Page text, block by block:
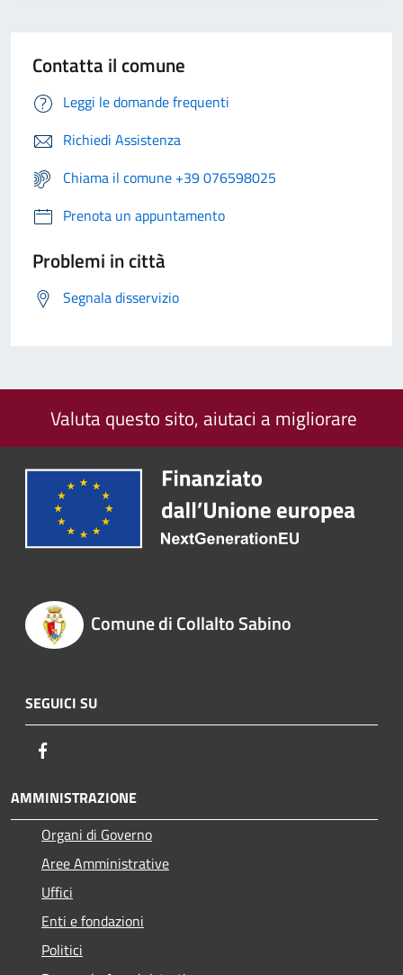
Contatta il comune
Leggi le domande frequenti
Richiedi Assistenza
Chiama il comune +39 076598025
Prenota un appuntamento
Problemi in città
Segnala disservizio
Valuta questo sito, aiutaci a migliorare
Comune di Collalto Sabino
SEGUICI SU
AMMINISTRAZIONE
Organi di Governo
Aree Amministrative
Uffici
Enti e fondazioni
Politici